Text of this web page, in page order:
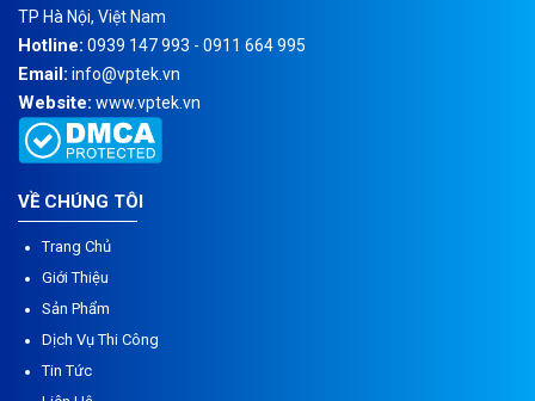
TP Hà Nội, Việt Nam
Hotline: 0939 147 993 - 0911 664 995
Email: info@vptek.vn
Website: www.vptek.vn
VỀ CHÚNG TÔI
Trang Chủ
Giới Thiệu
Sản Phẩm
Dịch Vụ Thi Công
Tin Tức